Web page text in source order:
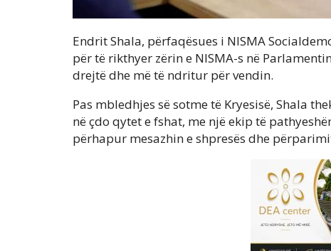
Endrit Shala, përfaqësues i NISMA
për të rikthyer zërin e NISMA-s në
drejtë dhe më të ndritur për vendin.
Pas mbledhjes së sotme të Kryesisë, Shala
në çdo qytet e fshat, me një ekip të
përhapur mesazhin e shpresës dhe